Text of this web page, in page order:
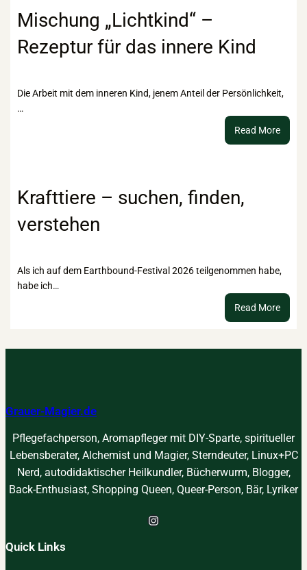
Mischung „Lichtkind“ –
Rezeptur für das innere Kind
Die Arbeit mit dem inneren Kind, jenem Anteil der Persönlichkeit,
…
Read More:
Krafttiere – suchen, finden,
verstehen
Als ich auf dem Earthbound-Festival 2026 teilgenommen habe,
habe ich…
Read More:
Grauer-Magier.de
Pflegefachperson, Aromapfleger mit DIY-Sparte, spiritueller
Lebensberater, Alchemist und Magier, Sterndeuter, Linux+PC
Nerd, autodidaktischer Heilkundler, Bücherwurm, Blogger,
Back-Enthusiast, Shopping Queen, Queer-Person, Bär, Lyriker
Instagram
Quick Links